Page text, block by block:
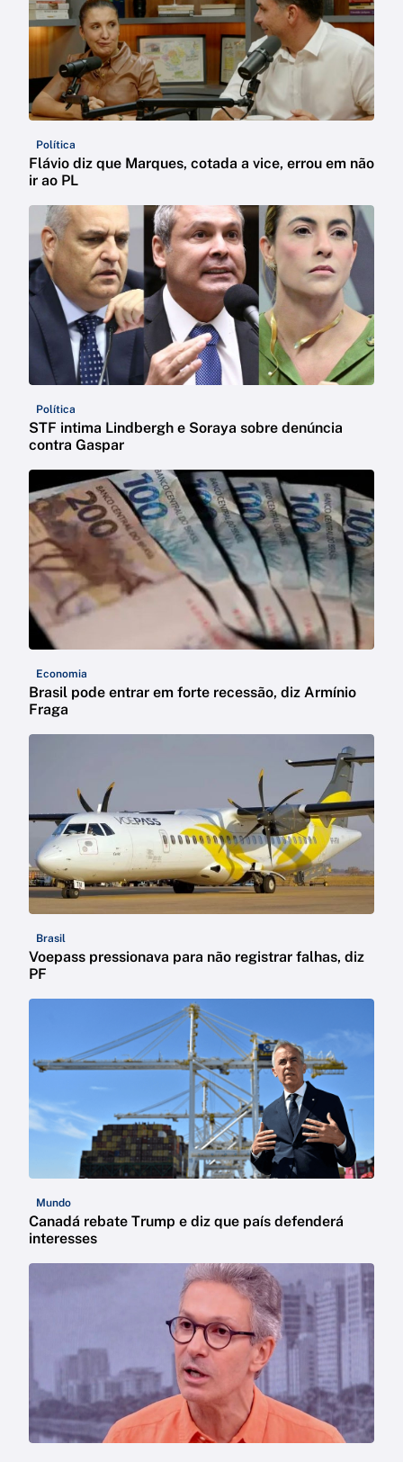
Política
Flávio diz que Marques, cotada a vice, errou em não
ir ao PL
Política
STF intima Lindbergh e Soraya sobre denúncia
contra Gaspar
Economia
Brasil pode entrar em forte recessão, diz Armínio
Fraga
Brasil
Voepass pressionava para não registrar falhas, diz
PF
Mundo
Canadá rebate Trump e diz que país defenderá
interesses